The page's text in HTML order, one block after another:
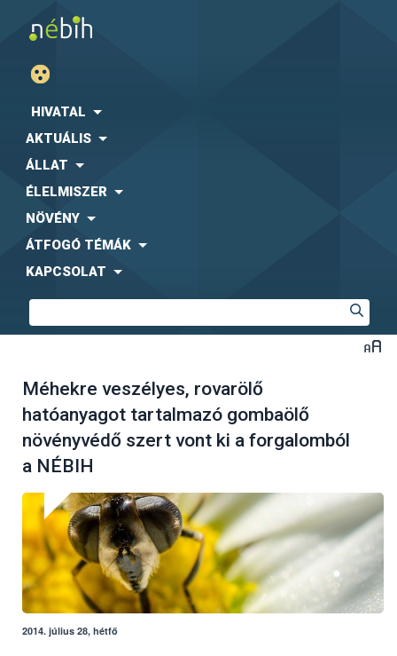
HIVATAL
AKTUÁLIS
ÁLLAT
ÉLELMISZER
NÖVÉNY
ÁTFOGÓ TÉMÁK
KAPCSOLAT
Méhekre veszélyes, rovarölő
hatóanyagot tartalmazó gombaölő
növényvédő szert vont ki a forgalomból
a NÉBIH
2014. július 28, hétfő